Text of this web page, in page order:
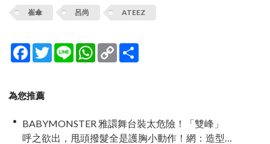
崔傘 呂尚 ATEEZ
Facebook
TwitterLine WhatsApp
Copy
Link
為您推薦
BABYMONSTER 雅譞舞台裝太危險！「雙峰」
呼之欲出，甩頭撥髮全是護胸小動作！網：造型